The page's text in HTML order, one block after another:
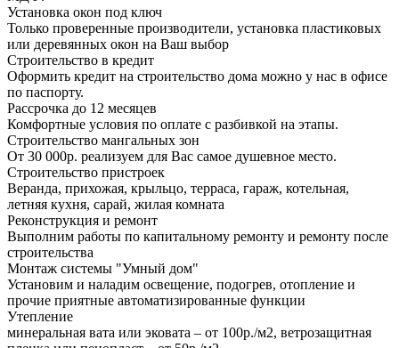
Установка окон под ключ
Только проверенные производители, установка пластиковых
или деревянных окон на Ваш выбор
Строительство в кредит
Оформить кредит на строительство дома можно у нас в офисе
по паспорту.
Рассрочка до 12 месяцев
Комфортные условия по оплате с разбивкой на этапы.
Строительство мангальных зон
От 30 000р. реализуем для Вас самое душевное место.
Строительство пристроек
Веранда, прихожая, крыльцо, терраса, гараж, котельная,
летняя кухня, сарай, жилая комната
Реконструкция и ремонт
Выполним работы по капитальному ремонту и ремонту после
строительства
Монтаж системы "Умный дом"
Установим и наладим освещение, подогрев, отопление и
прочие приятные автоматизированные функции
Утепление
минеральная вата или эковата – от 100р./м2, ветрозащитная